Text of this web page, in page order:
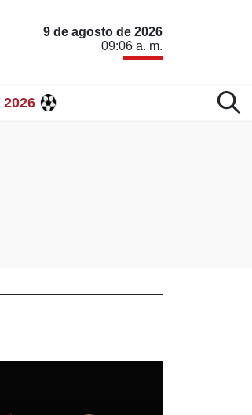
9 de agosto de 2026
09:06 a. m.
2026